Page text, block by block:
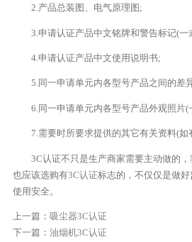
2.产品总装图、电气原理图;
3.申请认证产品中文铭牌和警告标记(一
4.申请认证产品中文使用说明书;
5.同一申请单元内各型号产品之间的差
6.同一申请单元内各型号产品外观照片(
7.需要时所要求提供的其它有关资料(如
3C认证不只是生产商家需要主动做的，
也应该选购有3C认证标志的，不仅仅是做
使用安全。
上一篇： 吸尘器3C认证
下一篇： 油烟机3C认证